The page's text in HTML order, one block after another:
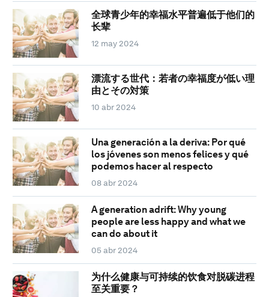
全球青少年的幸福水平普遍低于他们的
长辈
12 may 2024
漂流する世代：若者の幸福度が低い理
由とその対策
10 abr 2024
Una generación a la deriva: Por qué
los jóvenes son menos felices y qué
podemos hacer al respecto
08 abr 2024
A generation adrift: Why young
people are less happy and what we
can do about it
05 abr 2024
为什么健康与可持续的饮食对脱碳进程
至关重要？